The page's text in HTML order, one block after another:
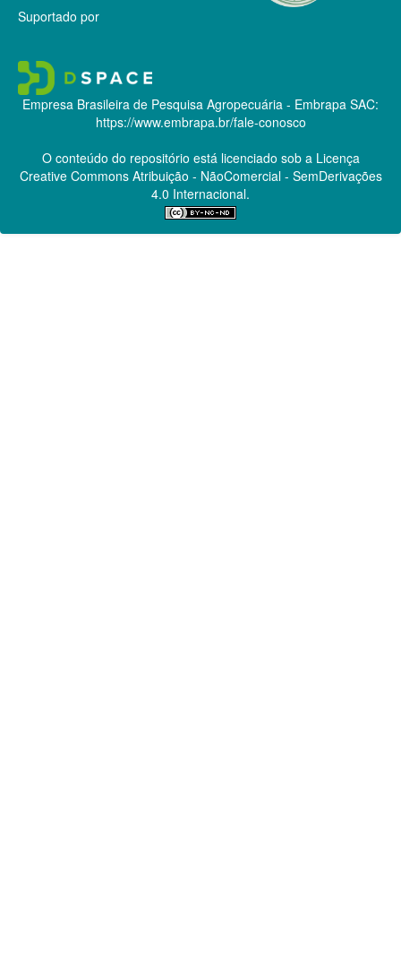
Suportado por
Empresa Brasileira de Pesquisa Agropecuária - Embrapa SAC:
https://www.embrapa.br/fale-conosco
O conteúdo do repositório está licenciado sob a Licença
Creative CommonsAtribuição - NãoComercial - SemDerivações
4.0 Internacional.